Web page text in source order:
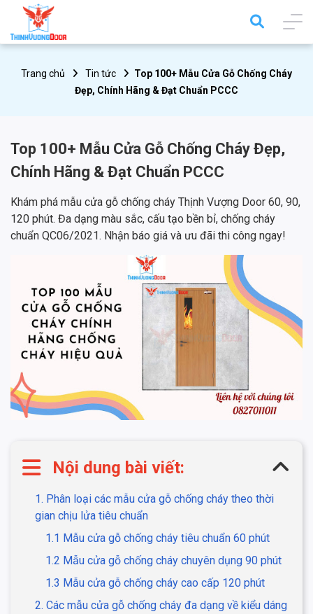
Trang chủ Tin tức
Top 100+ Mẫu Cửa Gỗ Chống Cháy
Đẹp, Chính Hãng & Đạt Chuẩn PCCC
Top 100+ Mẫu Cửa Gỗ Chống Cháy Đẹp,
Chính Hãng & Đạt Chuẩn PCCC
Khám phá mẫu cửa gỗ chống cháy Thịnh Vượng Door 60, 90,
120 phút. Đa dạng màu sắc, cấu tạo bền bỉ, chống cháy
chuẩn QC06/2021. Nhận báo giá và ưu đãi thi công ngay!
Nội dung bài viết:
1. Phân loại các mẫu cửa gỗ chống cháy theo thời
gian chịu lửa tiêu chuẩn
1.1 Mẫu cửa gỗ chống cháy tiêu chuẩn 60 phút
1.2 Mẫu cửa gỗ chống cháy chuyên dụng 90 phút
1.3 Mẫu cửa gỗ chống cháy cao cấp 120 phút
2. Các mẫu cửa gỗ chống cháy đa dạng về kiểu dáng